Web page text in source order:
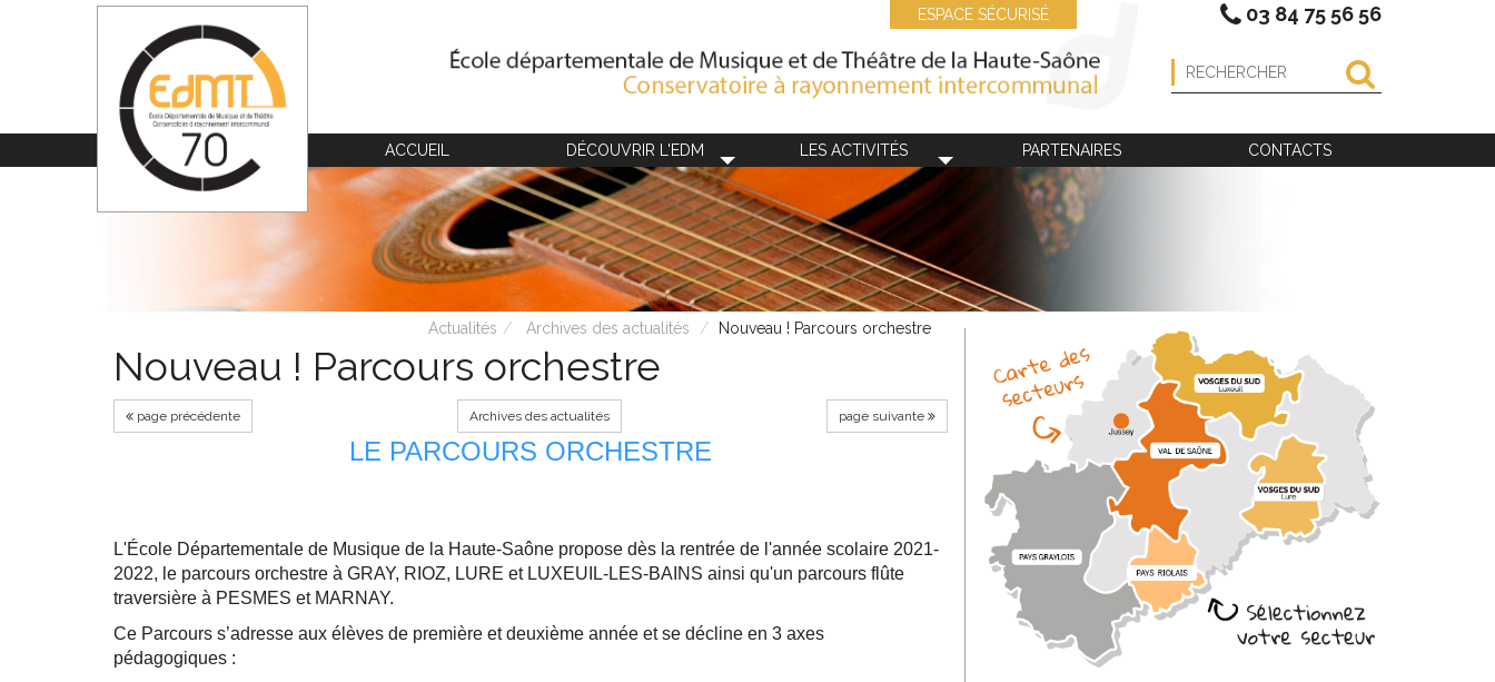
ESPACE SÉCURISÉ 03 84 75 56 56
ACCUEIL DÉCOUVRIR L'EDM LES ACTIVITÉS PARTENAIRES CONTACTS
Actualités Archives des actualités Nouveau ! Parcours orchestre
Nouveau ! Parcours orchestre
page précédente Archives des actualités page suivante
LE PARCOURS ORCHESTRE
L'École Départementale de Musique de la Haute-Saône propose dès la rentrée de l'année scolaire 2021-
2022, le parcours orchestre à GRAY, RIOZ, LURE et LUXEUIL-LES-BAINS ainsi qu'un parcours flûte
traversière à PESMES et MARNAY.
Ce Parcours s’adresse aux élèves de première et deuxième année et se décline en 3 axes
pédagogiques :
Cookies management panel